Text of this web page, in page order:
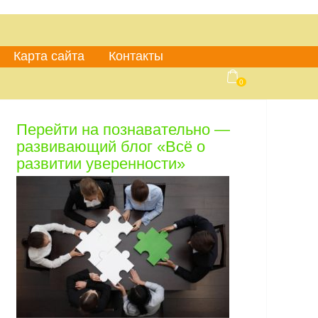
Карта сайта
Контакты
0
Перейти на познавательно —
развивающий блог «Всё о
развитии уверенности»